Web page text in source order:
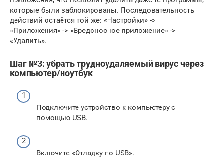
которые были заблокированы. Последовательность
действий остаётся той же: «Настройки» ->
«Приложения» -> «Вредоносное приложение» ->
«Удалить».
Шаг №3: убрать трудноудаляемый вирус через
компьютер/ноутбук
Подключите устройство к компьютеру с
помощью USB.
Включите «Отладку по USB».